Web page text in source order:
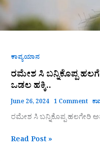
ಕಾವ್ಯಯಾನ
ರಮೇಶ ಸಿ ಬನ್ನಿಕೊಪ್ಪ
ಒಡಲ ಹಕ್ಕಿ..
June 26, 2024 1 Comment
ರಮೇಶ ಸಿ ಬನ್ನಿಕೊಪ್ಪ ಹಲಗೇರಿ
Read Post »